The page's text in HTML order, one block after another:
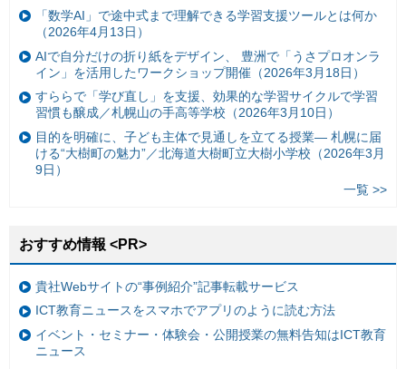
「数学AI」で途中式まで理解できる学習支援ツールとは何か
（2026年4月13日）
AIで自分だけの折り紙をデザイン、 豊洲で「うさプロオンラ
イン」を活用したワークショップ開催（2026年3月18日）
すららで「学び直し」を支援、効果的な学習サイクルで学習
習慣も醸成／札幌山の手高等学校（2026年3月10日）
目的を明確に、子ども主体で見通しを立てる授業— 札幌に届
ける“大樹町の魅力”／北海道大樹町立大樹小学校（2026年3月
9日）
一覧 >>
おすすめ情報 <PR>
貴社Webサイトの“事例紹介”記事転載サービス
ICT教育ニュースをスマホでアプリのように読む方法
イベント・セミナー・体験会・公開授業の無料告知はICT教育
ニュース